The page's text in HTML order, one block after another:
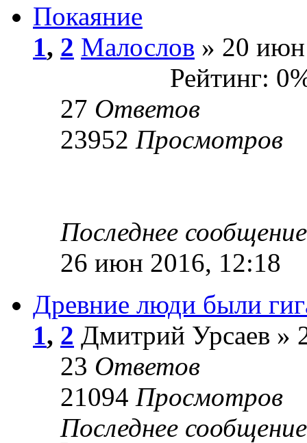
Покаяние
1, 2 Малослов » 20
Рейтинг:
27 Ответов
23952 Просмотров
Последнее
26 июн 2016, 12:18
Древние люди были
1, 2 Дмитрий Урсаев »
23 Ответов
21094 Просмотров
Последнее